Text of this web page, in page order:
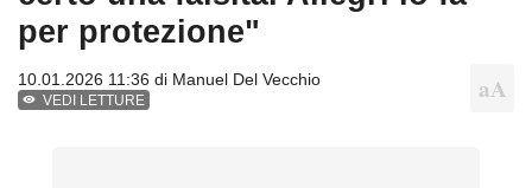
per protezione"
10.01.2026 11:36 di Manuel Del Vecchio
VEDI LETTURE